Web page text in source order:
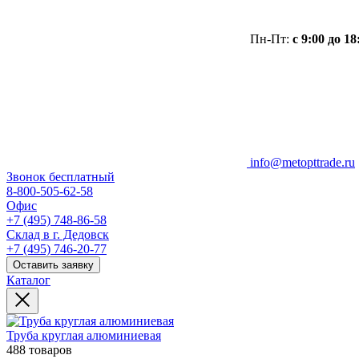
Пн-Пт: с 9:00 до
info@metopttrade.ru
Звонок бесплатный
8-800-505-62-58
Офис
+7 (495) 748-86-58
Склад в г. Дедовск
+7 (495) 746-20-77
Оставить заявку
Каталог
Труба круглая алюминиевая
488 товаров